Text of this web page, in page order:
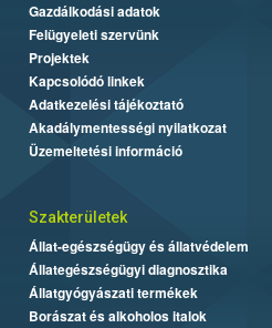
Gazdálkodási adatok
Felügyeleti szervünk
Projektek
Kapcsolódó linkek
Adatkezelési tájékoztató
Akadálymentességi nyilatkozat
Üzemeltetési információ
Szakterületek
Állat-egészségügy és állatvédelem
Állategészségügyi diagnosztika
Állatgyógyászati termékek
Borászat és alkoholos italok